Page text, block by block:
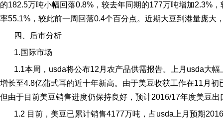
的182.5万吨小幅回落0.8% ，较去年同期的177万吨增加2.3%
率55.1% ，较此前一周回落0.4个百分点。近期大豆到港量庞大
四、后市分析
1.国际市场
1.1本周， usda将公布12 月农产品供需报告。上月 usda大幅
增长至4.8亿蒲式耳的近十年新高。由于美豆收获工作在11 月初
但由于目前美豆销售进度仍保持良好，预计2016/17年度美豆出
1.2 目前，美豆已累计销售4177万吨，占usda 上月预期